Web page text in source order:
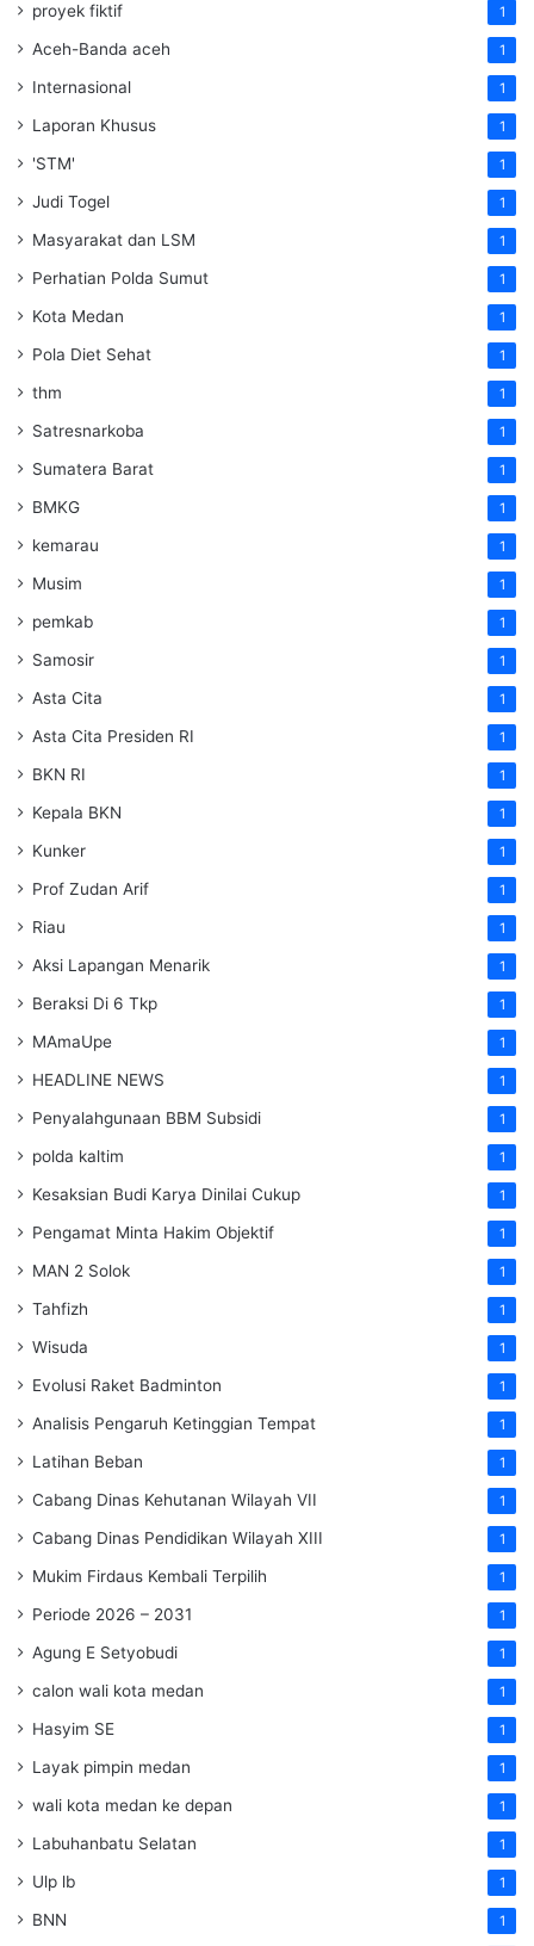
proyek fiktif 1
Aceh-Banda aceh 1
Internasional 1
Laporan Khusus 1
'STM' 1
Judi Togel 1
Masyarakat dan LSM 1
Perhatian Polda Sumut 1
Kota Medan 1
Pola Diet Sehat 1
thm 1
Satresnarkoba 1
Sumatera Barat 1
BMKG 1
kemarau 1
Musim 1
pemkab 1
Samosir 1
Asta Cita 1
Asta Cita Presiden RI 1
BKN RI 1
Kepala BKN 1
Kunker 1
Prof Zudan Arif 1
Riau 1
Aksi Lapangan Menarik 1
Beraksi Di 6 Tkp 1
MAmaUpe 1
HEADLINE NEWS 1
Penyalahgunaan BBM Subsidi 1
polda kaltim 1
Kesaksian Budi Karya Dinilai Cukup 1
Pengamat Minta Hakim Objektif 1
MAN 2 Solok 1
Tahfizh 1
Wisuda 1
Evolusi Raket Badminton 1
Analisis Pengaruh Ketinggian Tempat 1
Latihan Beban 1
Cabang Dinas Kehutanan Wilayah VII 1
Cabang Dinas Pendidikan Wilayah XIII 1
Mukim Firdaus Kembali Terpilih 1
Periode 2026 – 2031 1
Agung E Setyobudi 1
calon wali kota medan 1
Hasyim SE 1
Layak pimpin medan 1
wali kota medan ke depan 1
Labuhanbatu Selatan 1
Ulp lb 1
BNN 1